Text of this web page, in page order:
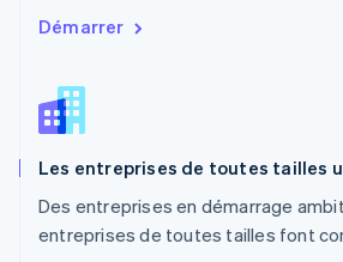
Démarrer
Les entreprises de toutes tailles
Des entreprises en démarrage
entreprises de toutes tailles font
RAS de Hong Kong, Chine
English
Roumanie
Royaume-Uni
Singapour
English简体中文